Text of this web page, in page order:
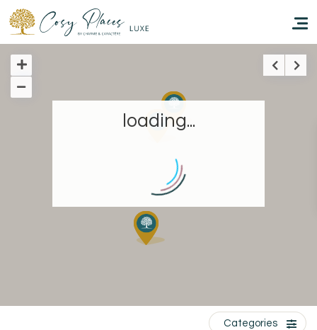
Inicio
Nuestra colección mundial
Estancia temática
loading...
Categories